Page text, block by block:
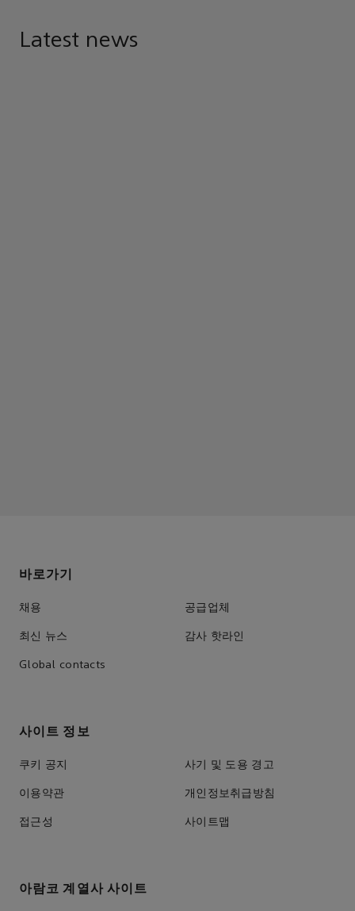
Latest news
바로가기
채용 공급업체
최신 뉴스 감사 핫라인
Global contacts
사이트 정보
쿠키 공지 사기 및 도용 경고
이용약관 개인정보취급방침
접근성 사이트맵
아람코 계열사 사이트